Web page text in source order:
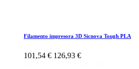
Filamento impresora 3D Sicnova Tough PLA
101,54 € 126,93 €